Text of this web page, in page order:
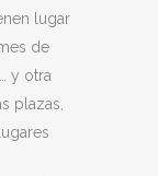
lugar
de
y otra
plazas,